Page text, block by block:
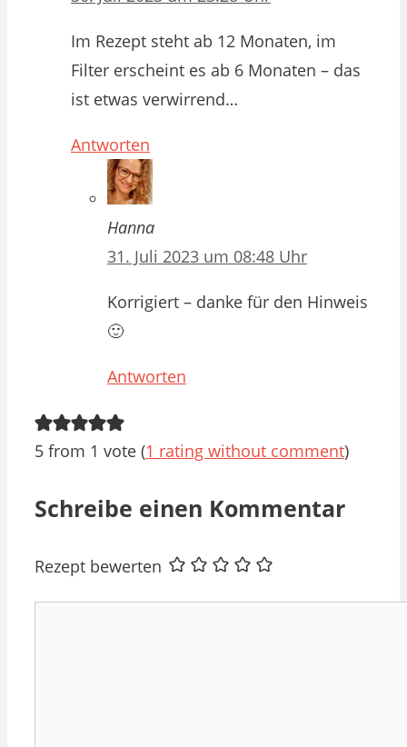
Im Rezept steht ab 12 Monaten, im
Filter erscheint es ab 6 Monaten – das
ist etwas verwirrend…
Antworten
Hanna
31. Juli 2023 um 08:48 Uhr
Korrigiert – danke für den Hinweis
🙂
Antworten
5 from 1 vote (1 rating without comment)
Schreibe einen Kommentar
Rezept bewerten